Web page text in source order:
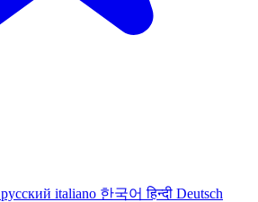
русский italiano 한국어हिन्दी Deutsch